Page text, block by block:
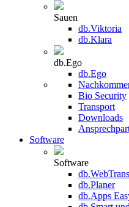
Sauen
db.Viktoria
db.Klara
db.Ego
db.Ego
Bio Security
Transport
Downloads
Software
Software
db.Planer
db.Apps